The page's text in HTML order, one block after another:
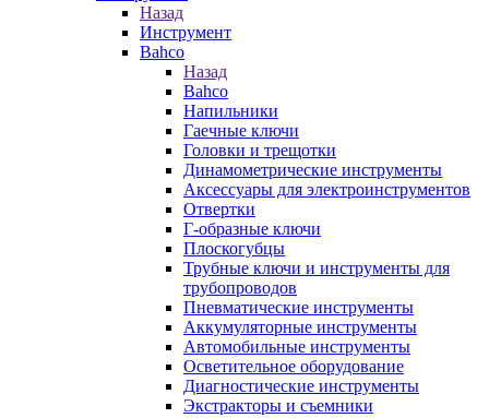
Назад
Инструмент
Bahco
Назад
Bahco
Напильники
Гаечные ключи
Головки и трещотки
Динамометрические инструменты
Аксессуары для электроинструментов
Отвертки
Г-образные ключи
Плоскогубцы
Трубные ключи и инструменты для
трубопроводов
Пневматические инструменты
Аккумуляторные инструменты
Автомобильные инструменты
Осветительное оборудование
Диагностические инструменты
Экстракторы и съемники